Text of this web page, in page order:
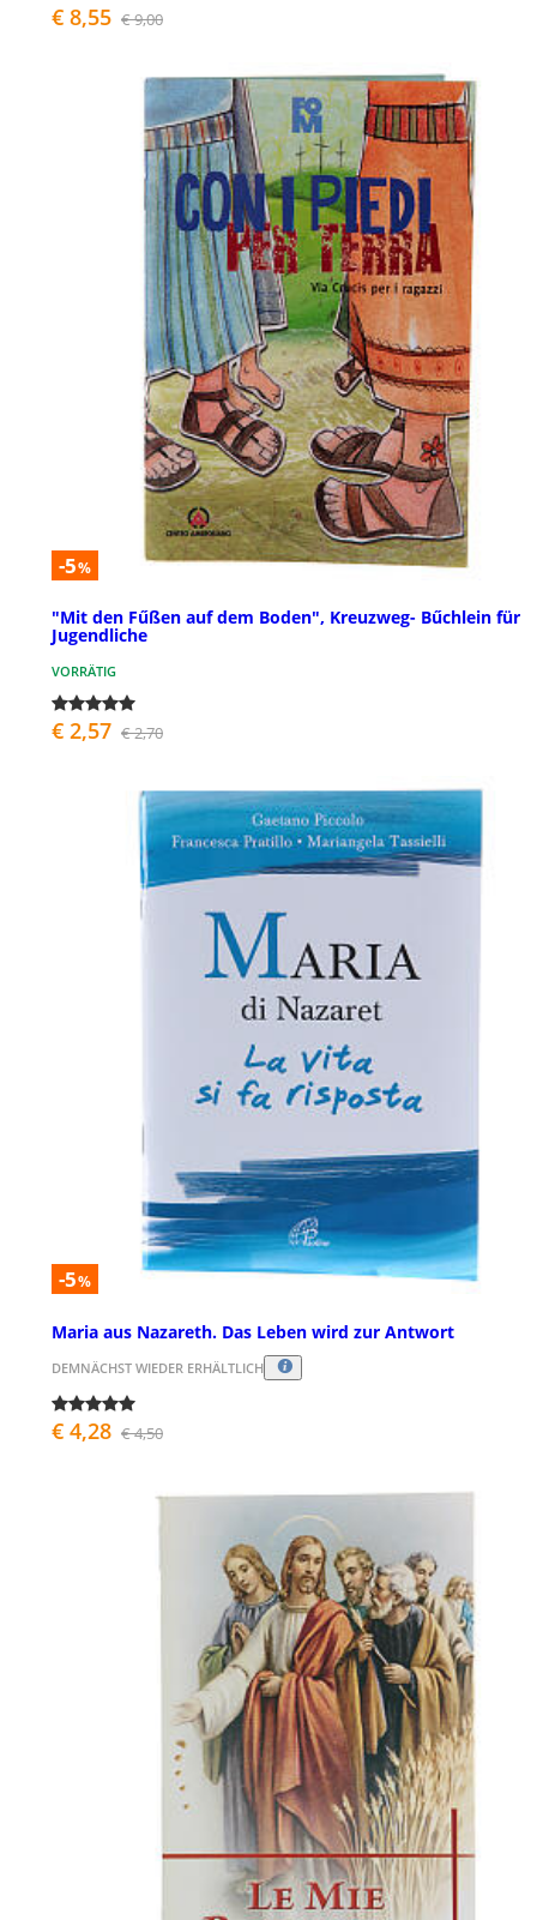
€ 8,55 € 9,00
-5%
"Mit den Fűßen auf dem Boden", Kreuzweg- Bűchlein für
Jugendliche
VORRÄTIG
€ 2,57 € 2,70
-5%
Maria aus Nazareth. Das Leben wird zur Antwort
DEMNÄCHST WIEDER ERHÄLTLICH
€ 4,28 € 4,50